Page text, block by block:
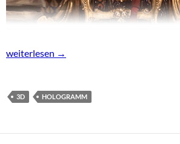
Michael Jacksons Hologramm-Auftritt
weiterlesen →
3D HOLOGRAMM